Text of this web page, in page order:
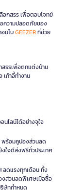
กสรร เพื่อตอบโจทย์
ความปลอดภัยของ
มโบGEEZERที่ช่วย
รรเพื่อตกแต่งบ้าน
เก้าอี้ทำงาน
นไลน์ได้อย่างจุใจ
พร้อมคูปองส่วนลด
ใจดีส่งฟรีทั่วประเทศ
ลดแรงทุกเดือน ทั้ง
งส่วนลดพิเศษเมื่อซื้อ
ษัทกำหนด